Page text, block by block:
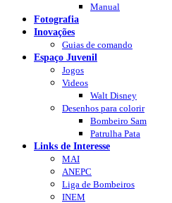
Manual
Fotografia
Inovações
Guias de comando
Espaço Juvenil
Jogos
Videos
Walt Disney
Desenhos para colorir
Bombeiro Sam
Patrulha Pata
Links de Interesse
MAI
ANEPC
Liga de Bombeiros
INEM